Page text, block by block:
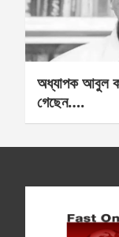
অধ্যাপক আবুল
গেছেন….